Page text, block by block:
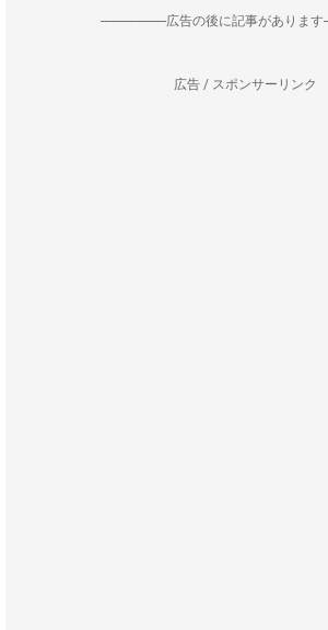
--------------------広告の後に記事があります
広告 / スポンサーリンク